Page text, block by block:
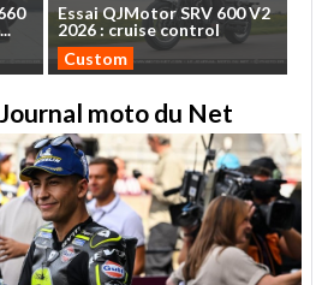
...
EssaiQJMotorSRV 600V2
2026 : cruise control
Custom
moto du Net